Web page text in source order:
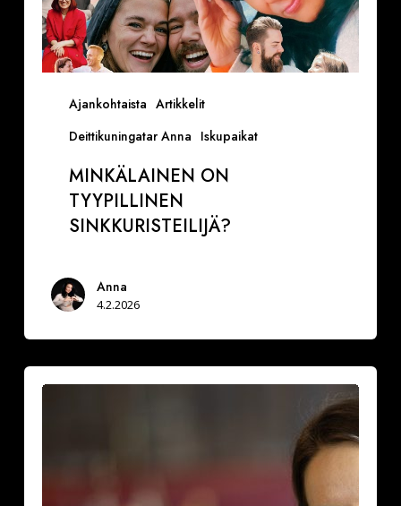
Ajankohtaista Artikkelit
Deittikuningatar Anna Iskupaikat
MINKÄLAINEN ON
TYYPILLINEN
SINKKURISTEILIJÄ?
Anna
4.2.2026